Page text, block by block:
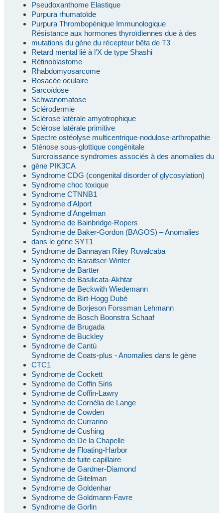
Pseudoxanthome Elastique
Purpura rhumatoïde
Purpura Thrombopénique Immunologique
Résistance aux hormones thyroïdiennes due à des
mutations du gène du récepteur bêta de T3
Retard mental lié à l’X de type Shashi
Rétinoblastome
Rhabdomyosarcome
Rosacée oculaire
Sarcoïdose
Schwanomatose
Sclérodermie
Sclérose latérale amyotrophique
Sclérose latérale primitive
Spectre ostéolyse multicentrique-nodulose-arthropathie
Sténose sous-glottique congénitale
Surcroissance syndromes associés à des anomalies du
gène PIK3CA
Syndrome CDG (congenital disorder of glycosylation)
Syndrome choc toxique
Syndrome CTNNB1
Syndrome d'Alport
Syndrome d'Angelman
Syndrome de Bainbridge-Ropers
Syndrome de Baker-Gordon (BAGOS) – Anomalies
dans le gène SYT1
Syndrome de Bannayan Riley Ruvalcaba
Syndrome de Baraitser-Winter
Syndrome de Bartter
Syndrome de Basilicata-Akhtar
Syndrome de Beckwith Wiedemann
Syndrome de Birt-Hogg Dubé
Syndrome de Borjeson Forssman Lehmann
Syndrome de Bosch Boonstra Schaaf
Syndrome de Brugada
Syndrome de Buckley
Syndrome de Cantù
Syndrome de Coats-plus - Anomalies dans le gène
CTC1
Syndrome de Cockett
Syndrome de Coffin Siris
Syndrome de Coffin-Lawry
Syndrome de Cornélia de Lange
Syndrome de Cowden
Syndrome de Currarino
Syndrome de Cushing
Syndrome de De la Chapelle
Syndrome de Floating-Harbor
Syndrome de fuite capillaire
Syndrome de Gardner-Diamond
Syndrome de Gitelman
Syndrome de Goldenhar
Syndrome de Goldmann-Favre
Syndrome de Gorlin